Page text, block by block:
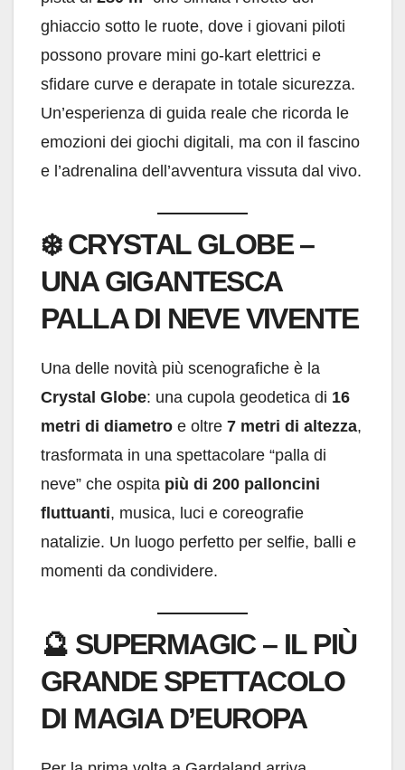
ghiaccio sotto le ruote, dove i giovani piloti
possono provare mini go-kart elettrici e
sfidare curve e derapate in totale sicurezza.
Un’esperienza di guida reale che ricorda le
emozioni dei giochi digitali, ma con il fascino
e l’adrenalina dell’avventura vissuta dal vivo.
❄️CRYSTAL GLOBE –
UNA GIGANTESCA
PALLA DI NEVE VIVENTE
Una delle novità più scenografiche è la
Crystal Globe: una cupola geodetica di 16
metri di diametro e oltre 7 metri di altezza,
trasformata in una spettacolare “palla di
neve” che ospita più di 200 palloncini
fluttuanti, musica, luci e coreografie
natalizie. Un luogo perfetto per selfie, balli e
momenti da condividere.
🔮 SUPERMAGIC – IL PIÙ
GRANDE SPETTACOLO
DI MAGIA D’EUROPA